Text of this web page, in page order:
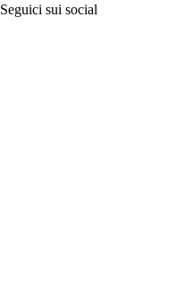
Seguici sui social